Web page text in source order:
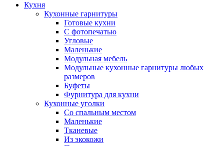
Кухня
Кухонные гарнитуры
Готовые кухни
С фотопечатью
Угловые
Маленькие
Модульная мебель
Модульные кухонные гарнитуры любых
размеров
Буфеты
Фурнитура для кухни
Кухонные уголки
Со спальным местом
Маленькие
Тканевые
Из экокожи